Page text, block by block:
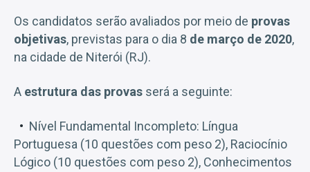
Os candidatos serão avaliados por meio de provas
objetivas, previstas para o dia 8 de março de 2020,
na cidade de Niterói (RJ).
A estrutura das provas será a seguinte:
Nível Fundamental Incompleto: Língua
Portuguesa (10 questões com peso 2), Raciocínio
Lógico (10 questões com peso 2), Conhecimentos